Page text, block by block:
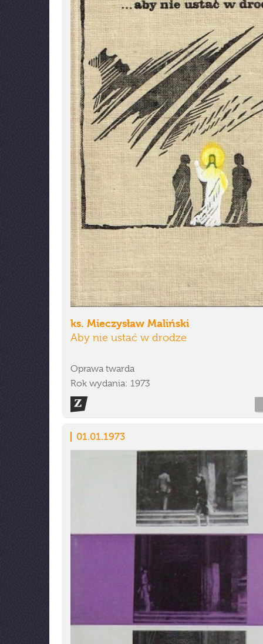
ks. Mieczysław Maliński
Aby nie ustać w drodze
Oprawa twarda
Rok wydania: 1973
01.01.1973